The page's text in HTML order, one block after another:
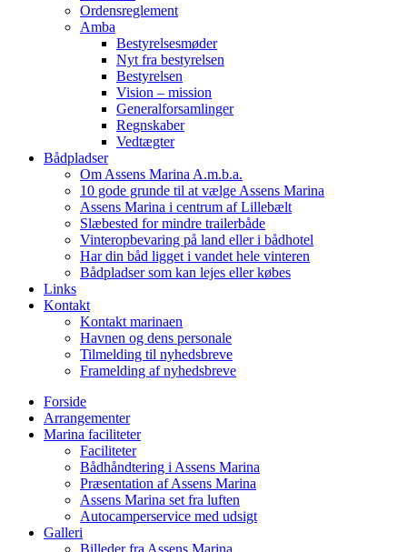
Ordensreglement
Amba
Bestyrelsesmøder
Nyt fra bestyrelsen
Bestyrelsen
Vision – mission
Generalforsamlinger
Regnskaber
Vedtægter
Bådpladser
Om Assens Marina A.m.b.a.
10 gode grunde til at vælge Assens Marina
Assens Marina i centrum af Lillebælt
Slæbested for mindre trailerbåde
Vinteropbevaring på land eller i bådhotel
Har din båd ligget i vandet hele vinteren
Bådpladser som kan lejes eller købes
Links
Kontakt
Kontakt marinaen
Havnen og dens personale
Tilmelding til nyhedsbreve
Framelding af nyhedsbreve
Forside
Arrangementer
Marina faciliteter
Faciliteter
Bådhåndtering i Assens Marina
Præsentation af Assens Marina
Assens Marina set fra luften
Autocamperservice med udsigt
Galleri
Billeder fra Assens Marina